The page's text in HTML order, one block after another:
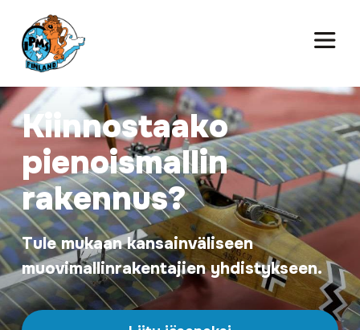
Kiinnostaako
pienoismallin
rakennus?
Tule mukaan kansainväliseen
muovimallinrakentajien yhdistykseen.